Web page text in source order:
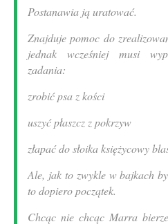
Postanawia ją uratować.
Znajduje pomoc do
jednak wcześniej musi
zadania:
zrobić psa z kości
uszyć płaszcz z pokrzyw
złapać do słoika księżycowy
Ale, jak to zwykle w bajkach
to dopiero początek.
Chcąc nie chcąc Marra